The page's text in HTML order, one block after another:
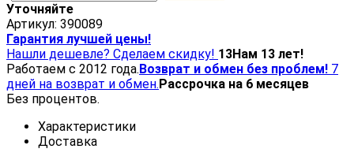
Уточняйте
Артикул: 390089
Гарантия лучшей цены!
Нашли дешевле? Сделаем скидку! 13Нам 13 лет!
Работаем с 2012 года.Возврат и обмен без проблем! 7
дней на возврат и обмен.Рассрочка на 6 месяцев
Без процентов.
Характеристики
Доставка